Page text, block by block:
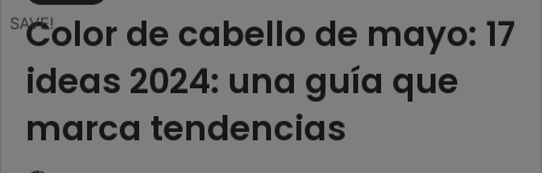
Color de cabello de mayo: 17
ideas 2024: una guía que
marca tendencias
SAVE!